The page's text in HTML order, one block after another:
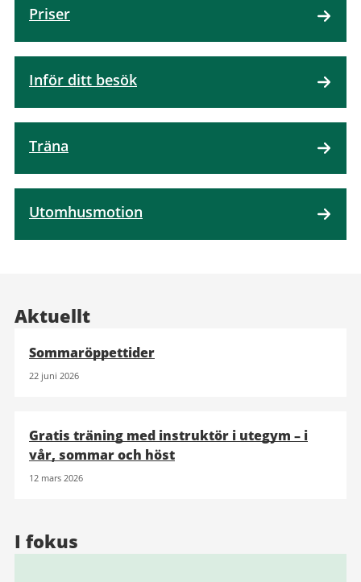
Priser
Inför ditt besök
Träna
Utomhusmotion
Aktuellt
Sommaröppettider
22 juni 2026
Gratis träning med instruktör i utegym – i
vår, sommar och höst
12 mars 2026
I fokus